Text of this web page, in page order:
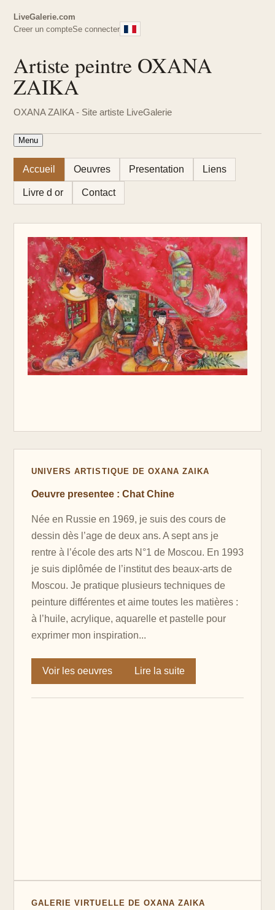
LiveGalerie.com
Creer un compteSe connecter
Artiste peintre OXANA
ZAIKA
OXANA ZAIKA - Site artiste LiveGalerie
Menu
Accueil Oeuvres Presentation Liens
Livre d or Contact
UNIVERS ARTISTIQUE DE OXANA ZAIKA
Oeuvre presentee : Chat Chine
Née en Russie en 1969, je suis des cours de
dessin dès l’age de deux ans. A sept ans je
rentre à l’école des arts N°1 de Moscou. En 1993
je suis diplômée de l’institut des beaux-arts de
Moscou. Je pratique plusieurs techniques de
peinture différentes et aime toutes les matières :
à l’huile, acrylique, aquarelle et pastelle pour
exprimer mon inspiration...
Voir les oeuvres Lire la suite
GALERIE VIRTUELLE DE OXANA ZAIKA